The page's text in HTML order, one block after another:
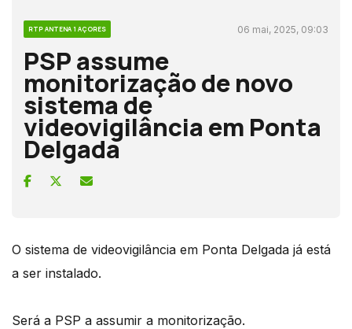
RTP ANTENA 1 AÇORES 06 mai, 2025, 09:03
PSP assume
monitorização de novo
sistema de
videovigilância em Ponta
Delgada
O sistema de videovigilância em Ponta Delgada já está
a ser instalado.
Será a PSP a assumir a monitorização.